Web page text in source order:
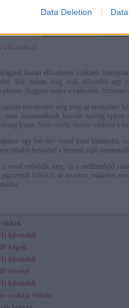
Data Deletion
lassan elkezdenek szűknek
Bár, sokan még csak előszedik egy
piacon. Nagyon széles a választék,
igazán növekedett még meg az eredetihez
nem kismamáknak készült nadrág
lenne. Nem csoda, hiszen odabent a
egy halvány vonal kezd kialakulni,
inkább besötétül a benned zajló
a vonal erősödik meg, de a mellbimbód
foltok is az arcodon, válladon,
cikkek
felvételek
képek
felvételek
felvétel
felvételek
csodája videón